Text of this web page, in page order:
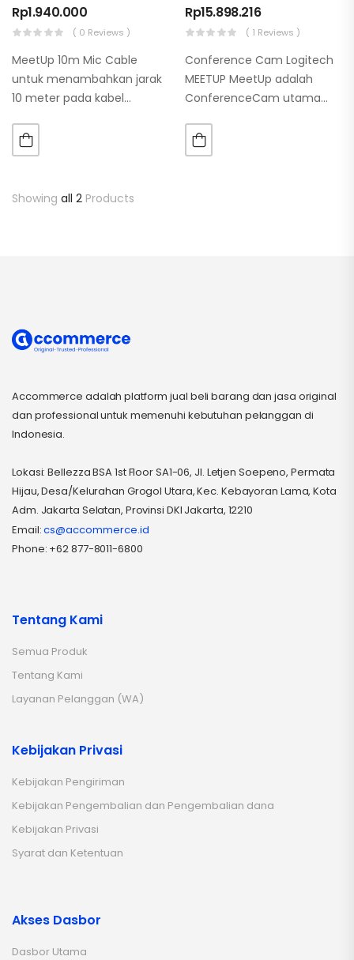
Rp1.940.000
( 0 Reviews )
MeetUp 10m Mic Cable
untuk menambahkan jarak
10 meter pada kabel
Dengan total 16 meter,
petugas pemasang dapat
terlihat sehingga
Rp15.898.216
( 1 Reviews )
Conference Cam Logitech
MEETUP MeetUp adalah
ConferenceCam utama
untuk ruang konferensi dan
ruang berkumpul berukuran
Showing all 2 Products
Accommerce adalah platform jual beli barang dan jasa original
dan professional untuk memenuhi kebutuhan pelanggan di
Indonesia.
Lokasi: Bellezza BSA 1st Floor SA1-06, Jl. Letjen Soepeno, Permata
Hijau, Desa/Kelurahan Grogol Utara, Kec. Kebayoran Lama, Kota
Adm. Jakarta Selatan, Provinsi DKI Jakarta, 12210
Email:cs@accommerce.id
Phone: +62 877-8011-6800
Tentang Kami
Semua Produk
Tentang Kami
Layanan Pelanggan (WA)
Kebijakan Privasi
Kebijakan Pengiriman
Kebijakan Pengembalian dan Pengembalian dana
Kebijakan Privasi
Syarat dan Ketentuan
Akses Dasbor
Dasbor Utama